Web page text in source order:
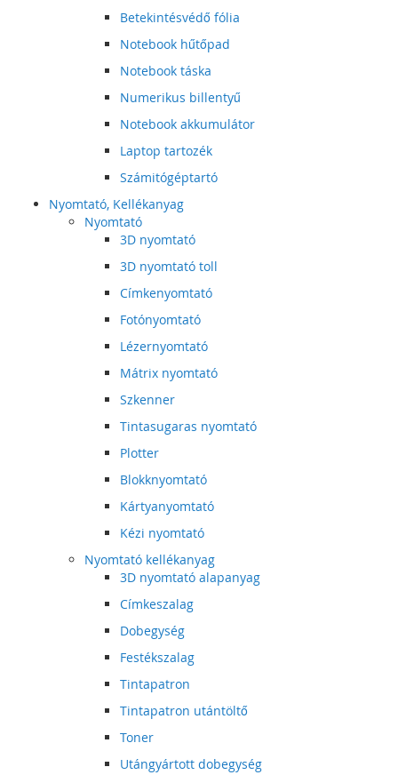
Betekintésvédő fólia
Notebook hűtőpad
Notebook táska
Numerikus billentyű
Notebook akkumulátor
Laptop tartozék
Számitógéptartó
Nyomtató, Kellékanyag
Nyomtató
3D nyomtató
3D nyomtató toll
Címkenyomtató
Fotónyomtató
Lézernyomtató
Mátrix nyomtató
Szkenner
Tintasugaras nyomtató
Plotter
Blokknyomtató
Kártyanyomtató
Kézi nyomtató
Nyomtató kellékanyag
3D nyomtató alapanyag
Címkeszalag
Dobegység
Festékszalag
Tintapatron
Tintapatron utántöltő
Toner
Utángyártott dobegység